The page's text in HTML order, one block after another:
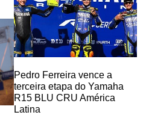
Pedro Ferreira vence a
terceira etapa do Yamaha
R15 BLU CRU América
Latina